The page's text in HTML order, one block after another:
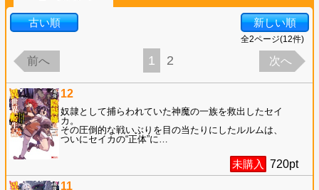
古い順 新しい順
全2ページ(12件)
前へ 1 2 次へ
12
奴隷として捕らわれていた神魔の一族を救出したセイ
カ。
その圧倒的な戦いぶりを目の当たりにしたルルムは、
ついにセイカの“正体”に
未購入 720pt
11